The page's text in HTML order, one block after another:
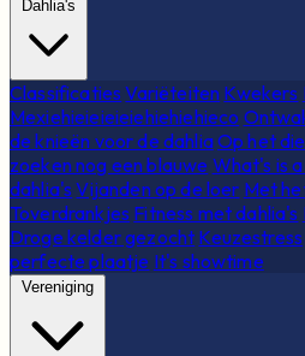
Dahlia's
Classificaties Variëteiten Kwekers
Mexiehieieieieiehiehiehieco
de knieën voor de dahliaOp het
zoeken nog een blauwe What's is
dahlia's Vijanden op de loer Met
Toverdrankjes Fitness met dahlia's
Droge kelder gezocht Keuzestress
perfecte plaatje It's showtime
Vereniging